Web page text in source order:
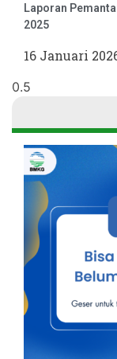
Laporan
2025
16 Januari